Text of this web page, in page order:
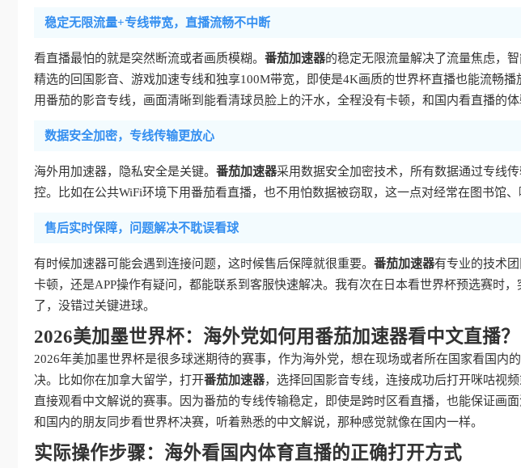
稳定无限流量+专线带宽，直播流畅不中断
看直播最怕的就是突然断流或者画质模糊。 番茄加速器的稳定无限流量解决了流量焦虑，
精选的回国影音、游戏加速专线和独享100M带宽，即使是4K画质的世界杯直播也能流畅播
用番茄的影音专线，画面清晰到能看清球员脸上的汗水，全程没有卡顿，和国内看直播的体
数据安全加密，专线传输更放心
海外用加速器，隐私安全是关键。 番茄加速器采用数据安全加密技术，所有数据通过专线
控。比如在公共WiFi环境下用番茄看直播，也不用怕数据被窃取，这一点对经常在图书馆、
售后实时保障，问题解决不耽误看球
有时候加速器可能会遇到连接问题，这时候售后保障就很重要。 番茄加速器有专业的技术
卡顿，还是APP操作有疑问，都能联系到客服快速解决。我有次在日本看世界杯预选赛时
了，没错过关键进球。
2026美加墨世界杯：海外党如何用番茄加速器看中文直播？
2026年美加墨世界杯是很多球迷期待的赛事，作为海外党，想在现场或者所在国家看国内
决。比如你在加拿大留学，打开番茄加速器，选择回国影音专线，连接成功后打开咪咕视
直接观看中文解说的赛事。因为番茄的专线传输稳定，即使是跨时区看直播，也能保证画
和国内的朋友同步看世界杯决赛，听着熟悉的中文解说，那种感觉就像在国内一样。
实际操作步骤：海外看国内体育直播的正确打开方式